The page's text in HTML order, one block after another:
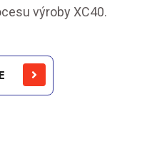
výroby XC40.